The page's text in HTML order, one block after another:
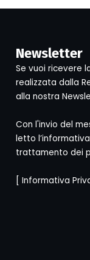
Newsletter
Se vuoi ricevere
realizzata dalla
alla nostra
Con l'invio del
letto
trattamento dei
[ Informativa